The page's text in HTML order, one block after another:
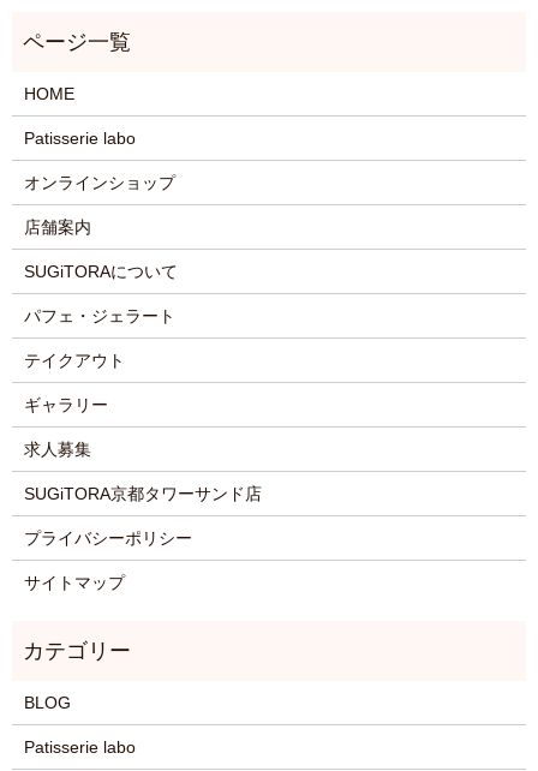
HOME
Patisserie labo
オンラインショップ
店舗案内
SUGiTORAについて
パフェ・ジェラート
テイクアウト
ギャラリー
求人募集
SUGiTORA京都タワーサンド店
プライバシーポリシー
サイトマップ
BLOG
Patisserie labo